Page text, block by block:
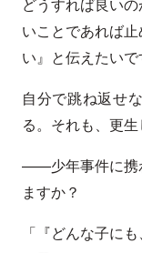
どうすれば良い
いことであれば
い』と伝えたいで
自分で跳ね返せ
る。それも、更
——少年事件に携
ますか？
「『どんな子に